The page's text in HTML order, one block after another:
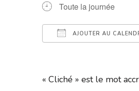
Toute la journée
AJOUTER AU
« Cliché » est le mot